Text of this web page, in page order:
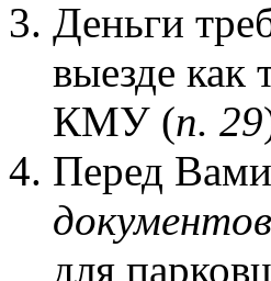
Деньги
выезде как
КМУ (п. 29
Перед
документов
для